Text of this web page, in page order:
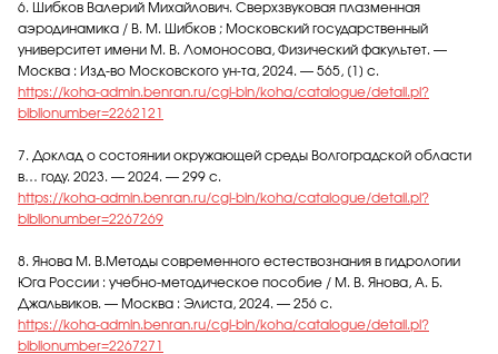
6. Шибков Валерий Михайлович. Сверхзвуковая плазменная
аэродинамика / В. М. Шибков ; Московский государственный
университет имени М. В. Ломоносова, Физический факультет. —
Москва : Изд-во Московского ун-та, 2024. — 565, [1] с.
https://koha-admin.benran.ru/cgi-bin/koha/catalogue/detail.pl?
biblionumber=2262121
7. Доклад о состоянии окружающей среды Волгоградской области
в… году. 2023. — 2024. — 299 с.
https://koha-admin.benran.ru/cgi-bin/koha/catalogue/detail.pl?
biblionumber=2267269
8. Янова М. В.Методы современного естествознания в гидрологии
Юга России : учебно-методическое пособие / М. В. Янова, А. Б.
Джальвиков. — Москва : Элиста, 2024. — 256 с.
https://koha-admin.benran.ru/cgi-bin/koha/catalogue/detail.pl?
biblionumber=2267271